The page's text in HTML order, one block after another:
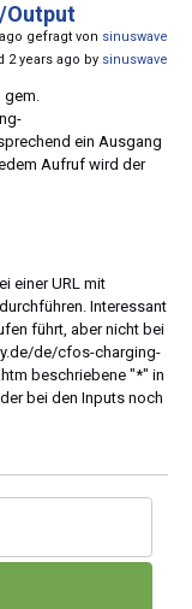
Output
gefragt von sinuswave
2 years ago by sinuswave
gem.
ein Ausgang
Aufruf wird der
einer URL mit
Interessant
führt, aber nicht bei
de/cfos-charging-
beschriebene "*" in
bei den Inputs noch